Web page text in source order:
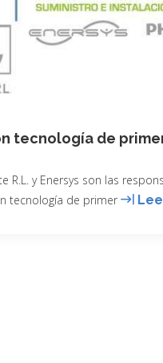
tecnología de
R.L. y Enersys son las
tecnología de primer